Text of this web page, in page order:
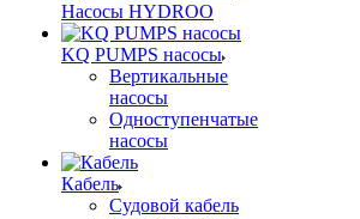
Насосы HYDROO
KQ PUMPS насосы
Вертикальные
насосы
Одноступенчатые
насосы
Кабель
Судовой кабель